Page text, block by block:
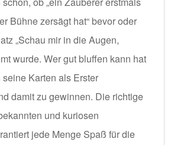
Bühne zersägt hat“ bevor oder
„Schau mir in die Augen,
wurde. Wer gut bluffen kann hat
Karten als Erster
damit zu gewinnen. Die richtige
und kuriosen
jede Menge Spaß für die